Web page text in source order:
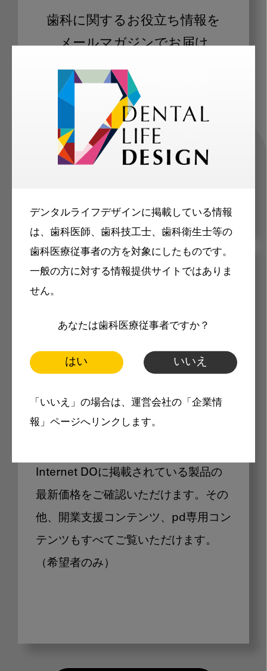
デンタルライフデザインに掲載している情報
は、歯科医師、歯科技工士、歯科衛生士等の
歯科医療従事者の方を対象にしたものです。
一般の方に対する情報提供サイトではありま
せん。
あなたは歯科医療従事者ですか？
はい いいえ
「いいえ」の場合は、運営会社の「企業情
報」ページへリンクします。
歯科に関するお役立ち情報を
メールマガジンでお届け
ご登録いただいた職種（歯科医師、歯
科衛生士、歯科技工士）に合わせた内
容のメールマガジンをお届けします。
メリット
製品価格も閲覧可能
Internet DOに掲載されている製品の
最新価格をご確認いただけます。その
他、開業支援コンテンツ、pd専用コン
テンツもすべてご覧いただけます。
（希望者のみ）